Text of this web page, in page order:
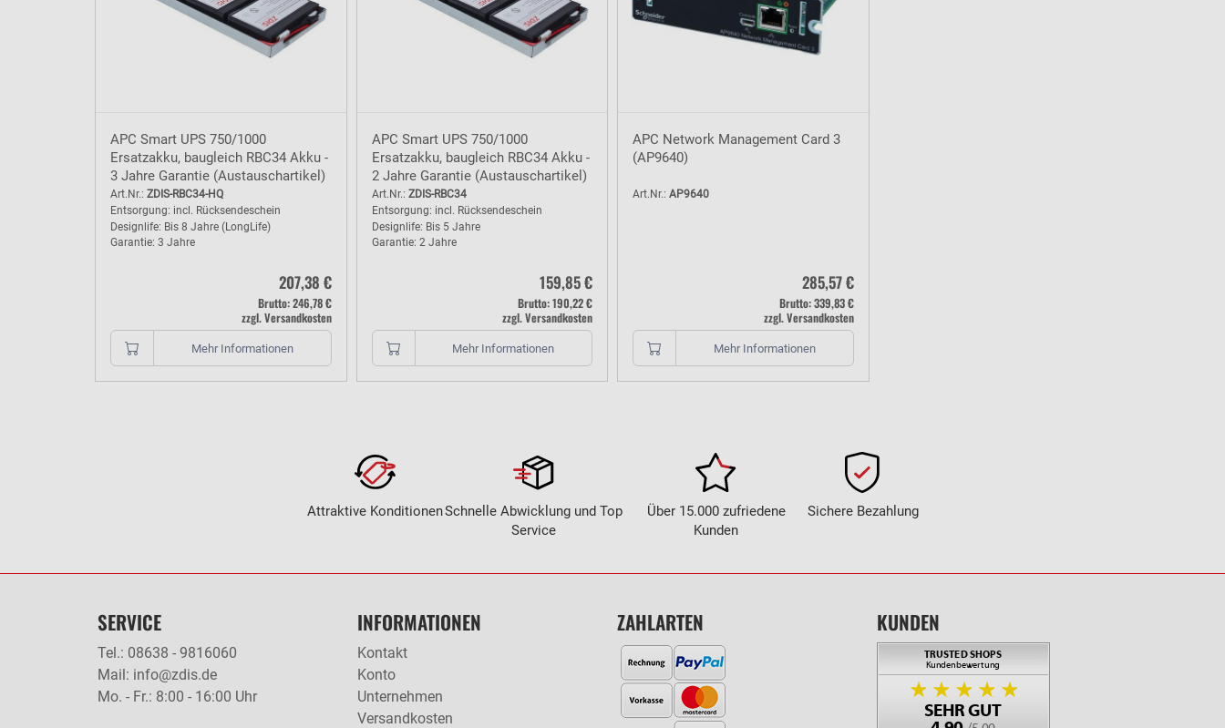
APC Smart UPS 750/1000
Ersatzakku, baugleich RBC34 Akku -
3 Jahre Garantie (Austauschartikel)
Art.Nr.: ZDIS-RBC34-HQ
Entsorgung: incl. Rücksendeschein
Designlife: Bis 8 Jahre (LongLife)
Garantie: 3 Jahre
207,38 €
Brutto: 246,78 €
zzgl. Versandkosten
Mehr Informationen
APC Smart UPS 750/1000
Ersatzakku, baugleich RBC34 Akku -
2 Jahre Garantie (Austauschartikel)
Art.Nr.: ZDIS-RBC34
Entsorgung: incl. Rücksendeschein
Designlife: Bis 5 Jahre
Garantie: 2 Jahre
159,85 €
Brutto: 190,22 €
zzgl. Versandkosten
Mehr Informationen
APC Network Management Card 3
(AP9640)
Art.Nr.: AP9640
285,57 €
Brutto: 339,83 €
zzgl. Versandkosten
Mehr Informationen
Attraktive KonditionenSchnelle Abwicklung und Top
Service
Über 15.000 zufriedene
Kunden
Sichere Bezahlung
SERVICE
Tel.: 08638 - 9816060
Mail: info@zdis.de
Mo. - Fr.: 8:00 - 16:00 Uhr
INFORMATIONEN
Kontakt
Konto
Unternehmen
Versandkosten
ZAHLARTEN KUNDEN